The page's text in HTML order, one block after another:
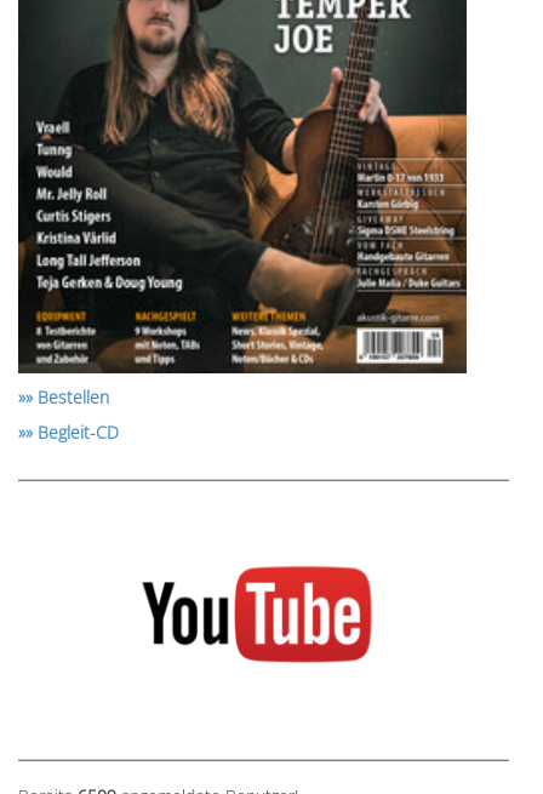
»» Bestellen
»» Begleit-CD